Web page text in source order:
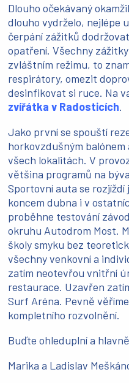
Dlouho očekávaný
dlouho vydrželo, nejlépe
čerpání zážitků
opatření. Všechny
zvláštním režimu, to
respirátory, omezit
desinfikovat si ruce. Na
zvířátka v Radosticích.
Jako první se spouští
horkovzdušným
všech lokalitách. V
většina programů na
Sportovní auta se
koncem dubna i v
proběhne testování
okruhu Autodrom Most.
školy smyku bez
všechny venkovní a
zatím neotevřou vnitřní
restaurace. Uzavřen
Surf Aréna. Pevně
kompletního rozvolnění.
Buďte ohleduplní a
Marika a Ladislav